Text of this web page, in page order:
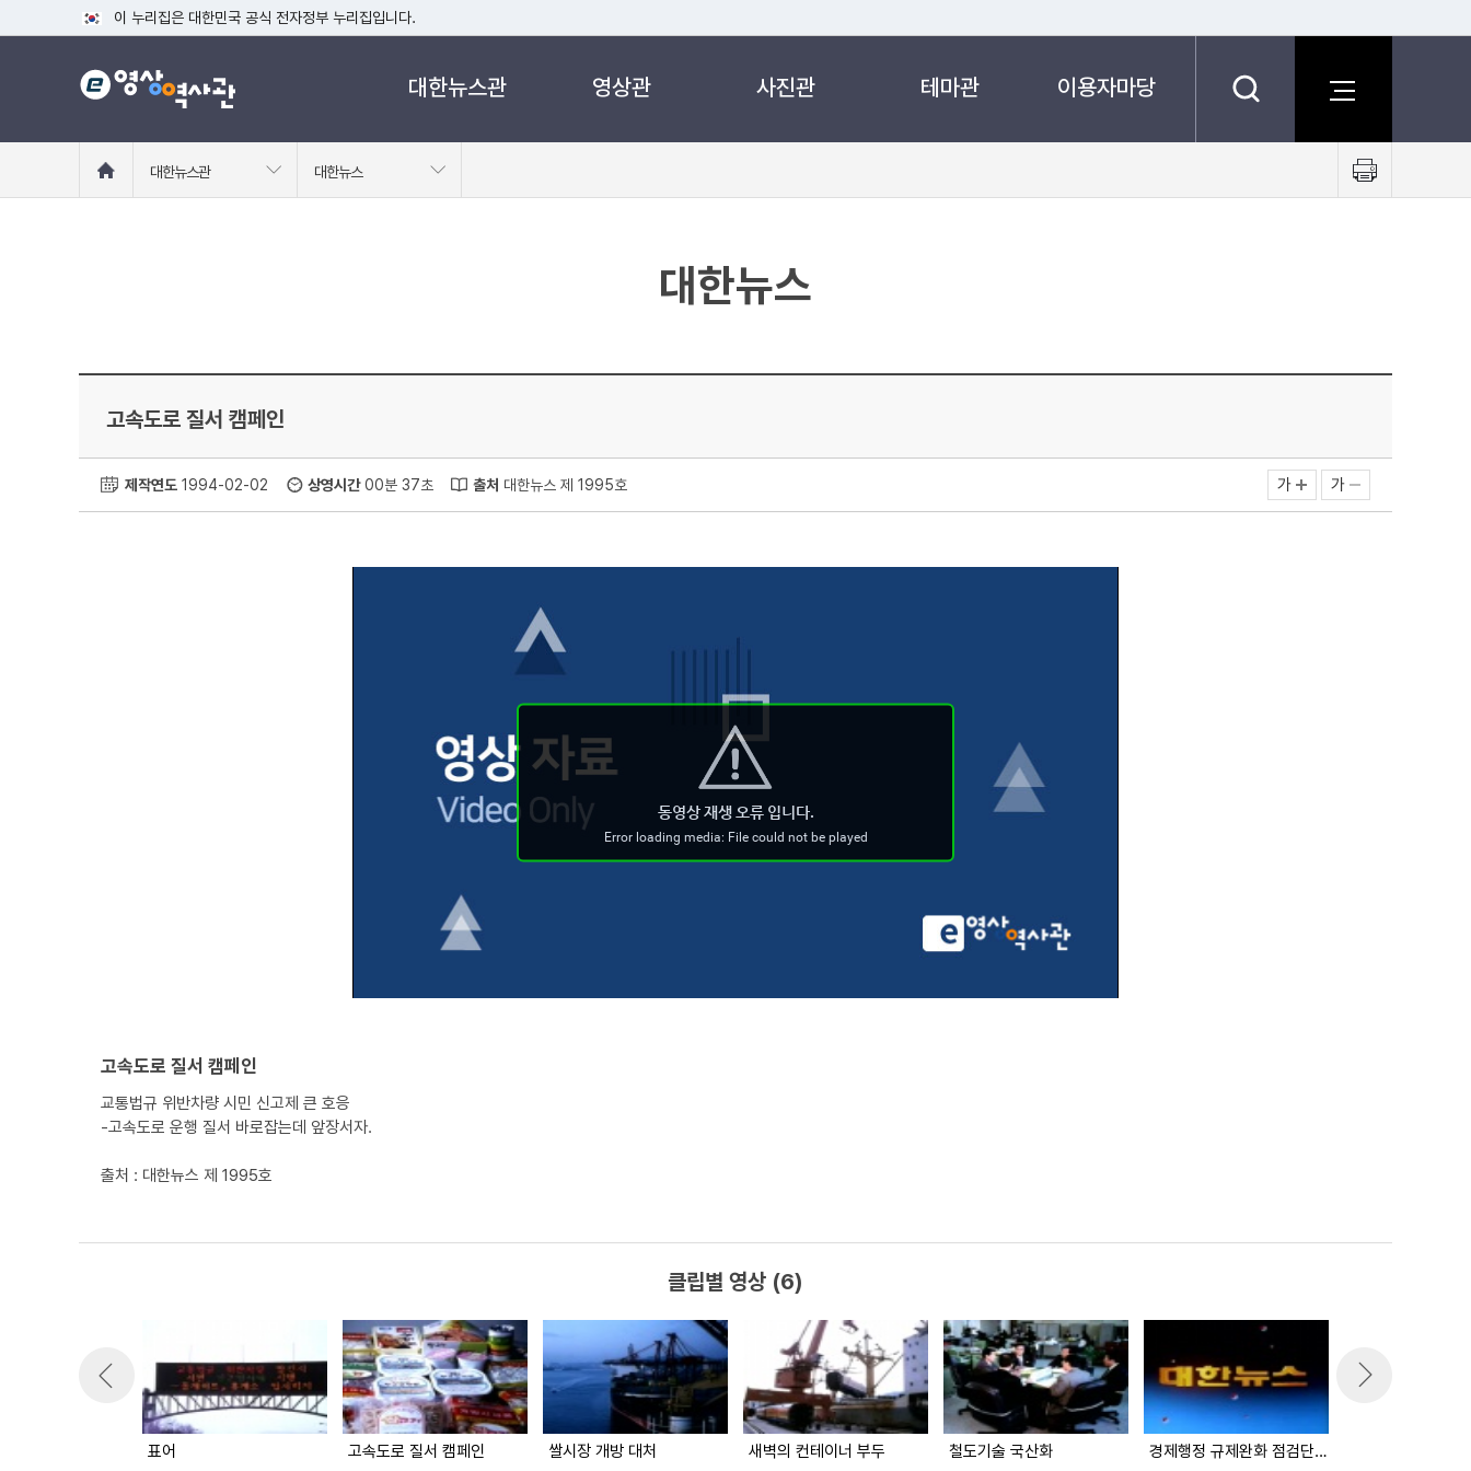
이 누리집은 대한민국 공식 전자정부 누리집입니다.
공식 누리집 주소 확인하기
go.kr 주소를 사용하는 누리집은 대한민국 정부기관이 관리하는 누리집입니다.
대한뉴스관 영상관 사진관 테마관 이용자마당
로
대한뉴스관 대한뉴스
트
대한뉴스
고속도로 질서 캠페인
제작연도 1994-02-02 상영시간00분 37초 출처 대한뉴스 제 1995호 가 가
고속도로 질서 캠페인
교통법규 위반차량 시민 신고제 큰 호응
-고속도로 운행 질서 바로잡는데 앞장서자.
출처 : 대한뉴스 제 1995호
클립별 영상 (6)
표어 고속도로 질서 캠페인 쌀시장 개방 대처 새벽의 컨테이너 부두 철도기술 국산화 경제행정 규제완화 점검단 출범